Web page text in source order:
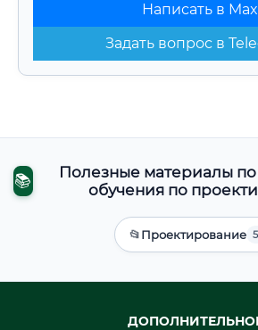
Написать в Max
Задать вопрос в
📚
Полезные материалы
обучения по
📂Проектирование